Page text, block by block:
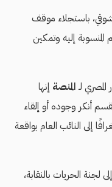
شوقي، باستجلاء موقف
إليه وتمكين
لـ المنصة إنها
أنكر وجوده أو إلقاء
إلى النائب العام بواقعة
لجنة الحريات بالنقابة،